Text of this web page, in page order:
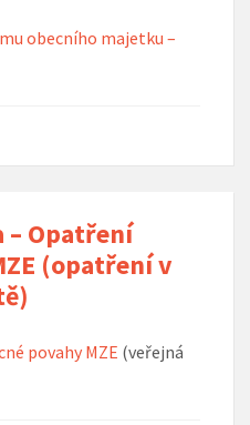
obecního majetku –
– Opatření
(opatření v
povahy MZE (veřejná